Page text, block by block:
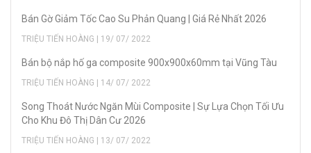
Bán Gờ Giảm Tốc Cao Su Phản Quang | Giá Rẻ Nhất 2026
TRIỆU TIẾN HOÀNG | 19/ 07/ 2022
Bán bộ nắp hố ga composite 900x900x60mm tại Vũng Tàu
TRIỆU TIẾN HOÀNG | 14/ 07/ 2022
Song Thoát Nước Ngăn Mùi Composite | Sự Lựa Chọn Tối Ưu
Cho Khu Đô Thị Dân Cư 2026
TRIỆU TIẾN HOÀNG | 13/ 07/ 2022